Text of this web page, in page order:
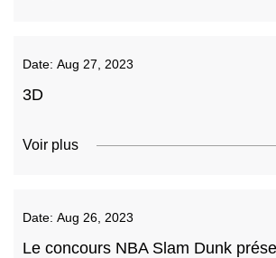
Date: Aug 27, 2023
3D
Voir plus
Date: Aug 26, 2023
Le concours NBA Slam Dunk